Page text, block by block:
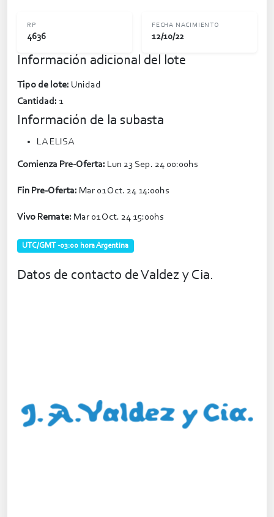
RP
4636
FECHA NACIMIENTO
12/10/22
Información adicional del lote
Tipo de lote: Unidad
Cantidad: 1
Información de la subasta
LA ELISA
Comienza Pre-Oferta: Lun 23 Sep. 24 00:00hs
Fin Pre-Oferta: Mar 01 Oct. 24 14:00hs
Vivo Remate: Mar 01 Oct. 24 15:00hs
UTC/GMT -03:00 hora Argentina
Datos de contacto de Valdez y Cia.